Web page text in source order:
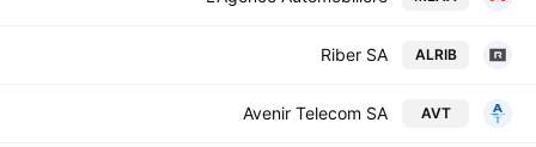
ALRIB
Riber SA
AVT
Avenir Telecom SA